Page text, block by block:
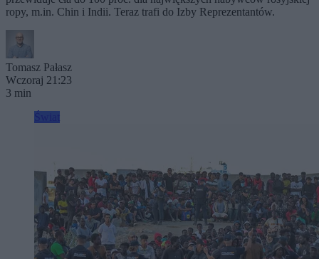
ropy, m.in. Chin i Indii. Teraz trafi do Izby Reprezentantów.
Tomasz Pałasz
Wczoraj 21:23
3 min